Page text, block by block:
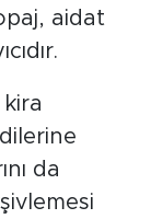
aidat
kira
da